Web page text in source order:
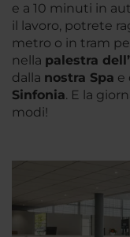
e a 10 minuti in
il lavoro, potrete
metro o in tram
nella palestra
dalla nostra Spa e
Sinfonia. E la
modi!